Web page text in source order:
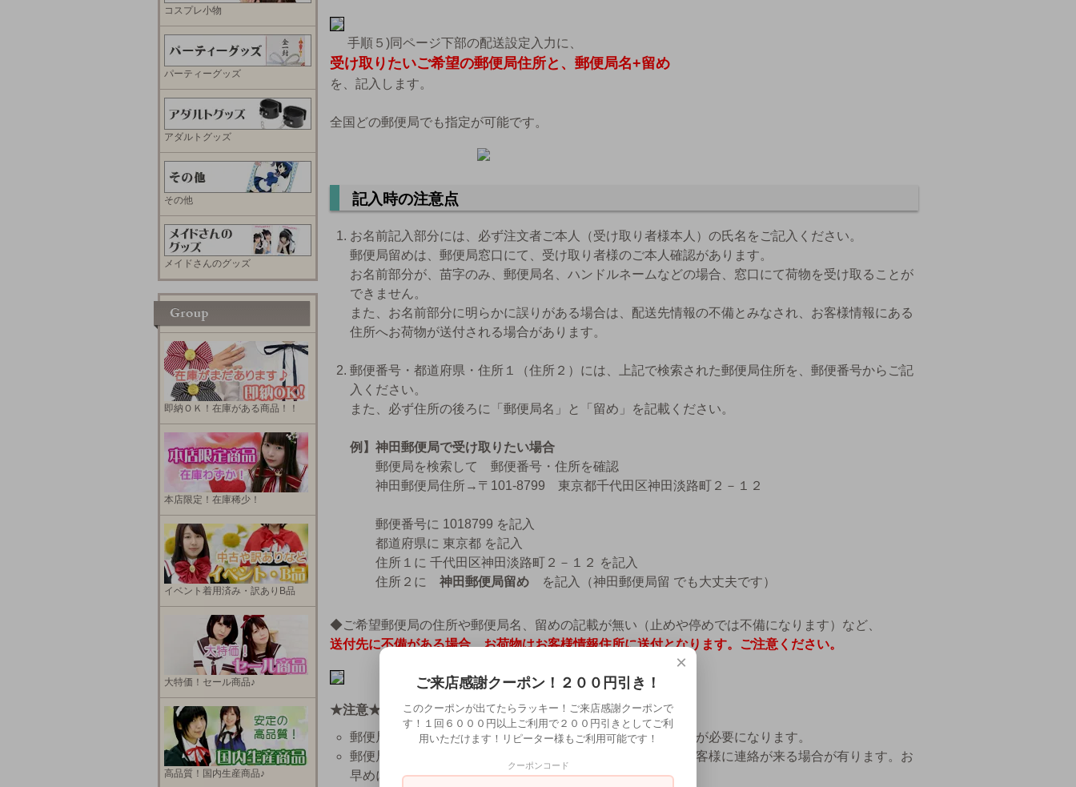
手順５)同ページ下部の配送設定入力に、
受け取りたいご希望の郵便局住所と、郵便局名+留め
を、記入します。
全国どの郵便局でも指定が可能です。
記入時の注意点
お名前記入部分には、必ず注文者ご本人（受け取り者様本人）の氏名をご記入ください。
郵便局留めは、郵便局窓口にて、受け取り者様のご本人確認があります。
お名前部分が、苗字のみ、郵便局名、ハンドルネームなどの場合、窓口にて荷物を受け取ることが
できません。
また、お名前部分に明らかに誤りがある場合は、配送先情報の不備とみなされ、お客様情報にある
住所へお荷物が送付される場合があります。
郵便番号・都道府県・住所１（住所２）には、上記で検索された郵便局住所を、郵便番号からご記
入ください。
また、必ず住所の後ろに「郵便局名」と「留め」を記載ください。
例】神田郵便局で受け取りたい場合
郵便局を検索して 郵便番号・住所を確認
神田郵便局住所→〒101-8799 東京都千代田区神田淡路町２－１２
郵便番号に 1018799 を記入
都道府県に 東京都 を記入
住所１に 千代田区神田淡路町２－１２ を記入
住所２に 神田郵便局留め を記入（神田郵便局留 でも大丈夫です）
◆ご希望郵便局の住所や郵便局名、留めの記載が無い（止めや停めでは不備になります）など、
送付先に不備がある場合、お荷物はお客様情報住所に送付となります。ご注意ください。
★注意★
郵便局で商品を受け取る際、免許証などの身分証明書の提示が必要になります。
郵便局の保管期限は
です。保管期間が経過するとお客様に連絡が来る場合が有ります。お
早めに受け取りに行ってください。
コスプレ小物
パーティーグッズ
アダルトグッズ
その他
メイドさんのグッズ
即納ＯＫ！在庫がある商品！！
本店限定！在庫稀少！
イベント着用済み・訳ありB品
大特価！セール商品♪
高品質！国内生産商品♪
×
ご来店感謝クーポン！２００円引き！
このクーポンが出てたらラッキー！ご来店感謝クーポンで
す！１回６０００円以上ご利用で２００円引きとしてご利
用いただけます！リピーター様もご利用可能です！
クーポンコード